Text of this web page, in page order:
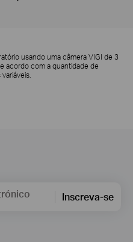
usando uma câmera VIGI de 3
acordo com a quantidade de
Inscreva-se